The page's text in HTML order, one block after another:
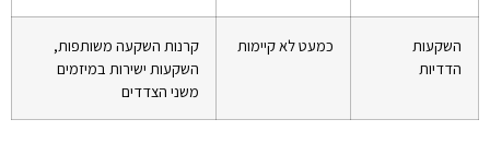
השקעות
הדדיות
כמעט לא קיימות
קרנות השקעה משותפות,
השקעות ישירות במיזמים
משני הצדדים